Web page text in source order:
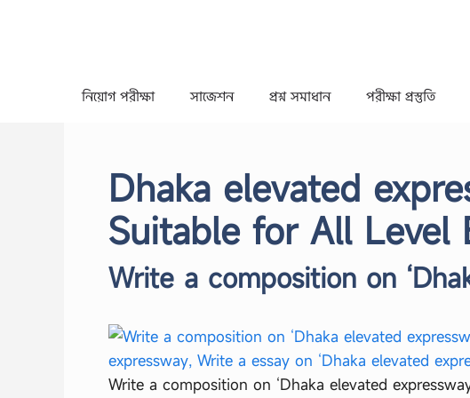
নিয়োগ পরীক্ষা সাজেশন প্রশ্ন সমাধান পরীক্ষা প্রস্তুতি
Dhaka elevated
Suitable for All Level
Write a composition on
Write a composition on ‘Dhaka elevated